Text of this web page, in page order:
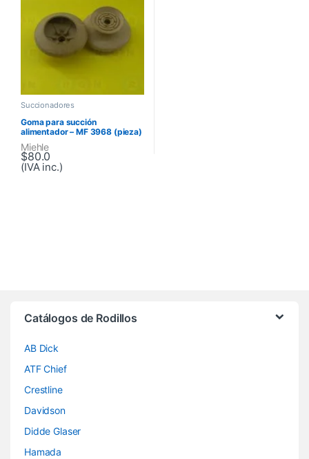
Succionadores
Goma para succión
alimentador – MF 3968 (pieza)
Miehle
$80.0
(IVA inc.)
Catálogos de Rodillos
AB Dick
ATF Chief
Crestline
Davidson
Didde Glaser
Hamada